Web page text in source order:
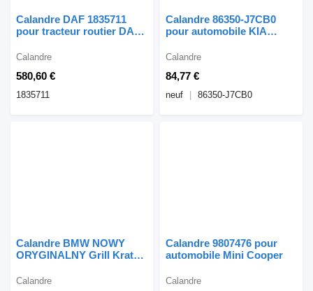
Calandre DAF 1835711
pour tracteur routier DAF
580,60 €
Calandre
1835711
Calandre 86350-J7CB0
pour automobile KIA
84,77 €
Calandre
neuf 86350-J7CB0
Calandre BMW NOWY
ORYGINALNY Grill Kratka
5A39366 pour automobile
Calandre
Calandre 9807476 pour
automobile Mini Cooper
Calandre